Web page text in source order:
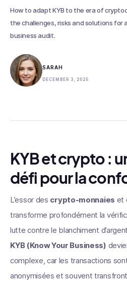
How to adapt KYB to the era of
the challenges, risks and solutions for
business audit.
SARAH
DECEMBER 3, 2025
KYB et crypto :
défi pour la
L’essor des crypto-monnaies et
transforme profondément la
lutte contre le blanchiment
KYB (Know Your Business)
complexe, car les transactions
anonymisées et souvent